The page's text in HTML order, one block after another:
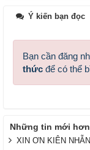
Ý kiến bạn đọc
Bạn cần đăng
thức để có thể
Những tin mới hơn
XIN ƠN KIÊN